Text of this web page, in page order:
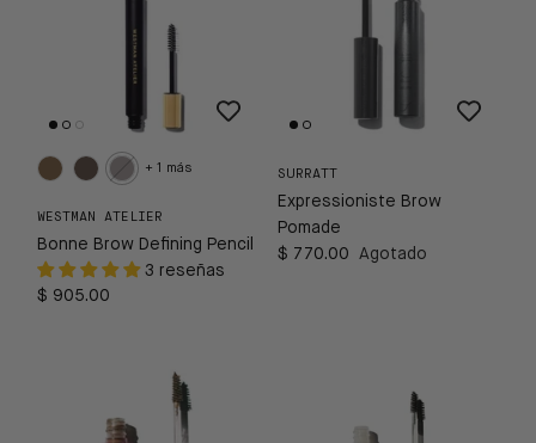
WESTMAN ATELIER
Bonne Brow Defining Pencil
3 reseñas
$ 905.00
+ 1 más SURRATT
Expressioniste Brow
Pomade
$ 770.00
Agotado